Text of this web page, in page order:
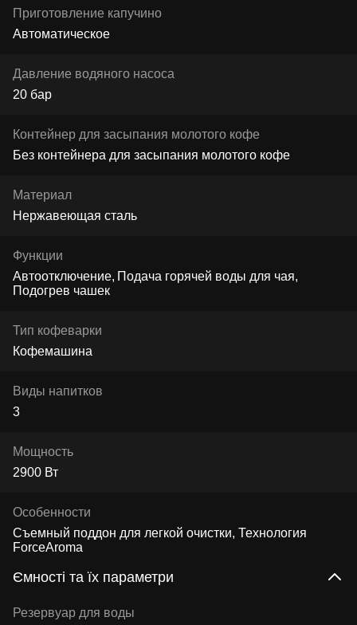
Приготовление капучино
Автоматическое
Давление водяного насоса
20 бар
Контейнер для засыпания молотого кофе
Без контейнера для засыпания молотого кофе
Материал
Нержавеющая сталь
Функции
Автоотключение Подача горячей воды для чая
Подогрев чашек
Тип кофеварки
Кофемашина
Виды напитков
3
Мощность
2900 Вт
Особенности
Съемный поддон для легкой очистки, Технология
ForceAroma
Ємності та їх параметри
Резервуар для воды